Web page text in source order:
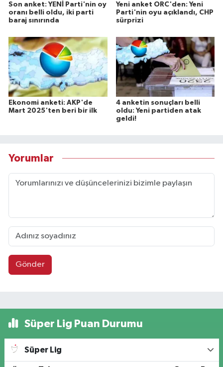
Son anket: YENİ Parti'nin oy
oranı belli oldu, iki parti
baraj sınırında
Yeni anket ORC'den: Yeni
Parti'nin oyu açıklandı, CHP
sürprizi
Ekonomi anketi: AKP'de
Mart 2025'ten beri bir ilk
4 anketin sonuçları belli
oldu: Yeni partiden atak
geldi!
Yorumlar
Gönder
Süper Lig Puan Durumu
Süper Lig